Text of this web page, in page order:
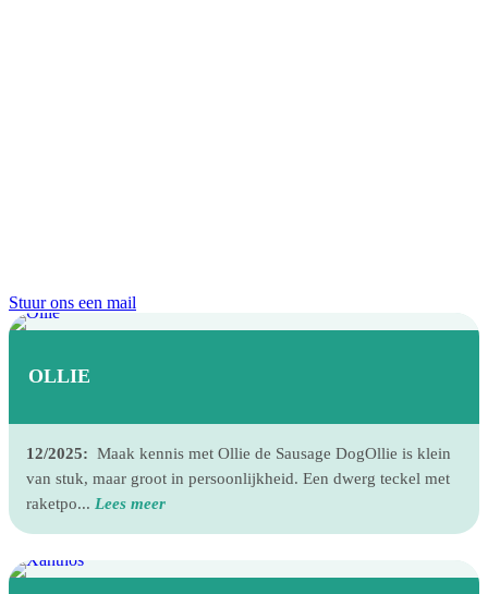
Stuur ons een mail
OLLIE
12/2025: Maak kennis met Ollie de Sausage DogOllie is klein
van stuk, maar groot in persoonlijkheid. Een dwerg teckel met
raketpo... Lees meer